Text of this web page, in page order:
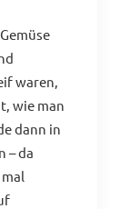
waren,
wie man
dann in
– da